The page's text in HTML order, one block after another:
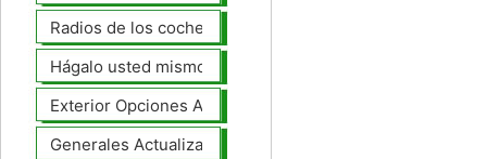
Radios de los coches
Hágalo usted mismo Mejoras Auto
Exterior Opciones Aftermarket
Generales Actualizaciones Auto